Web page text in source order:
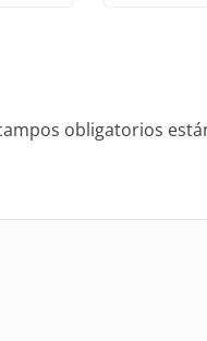
obligatorios